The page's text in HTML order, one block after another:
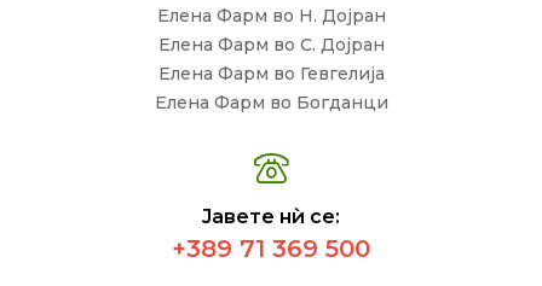
Елена Фарм во Н. Дојран
Елена Фарм во С. Дојран
Елена Фарм во Гевгелија
Елена Фарм во Богданци
Јавете нѝ се:
+389 71 369 500